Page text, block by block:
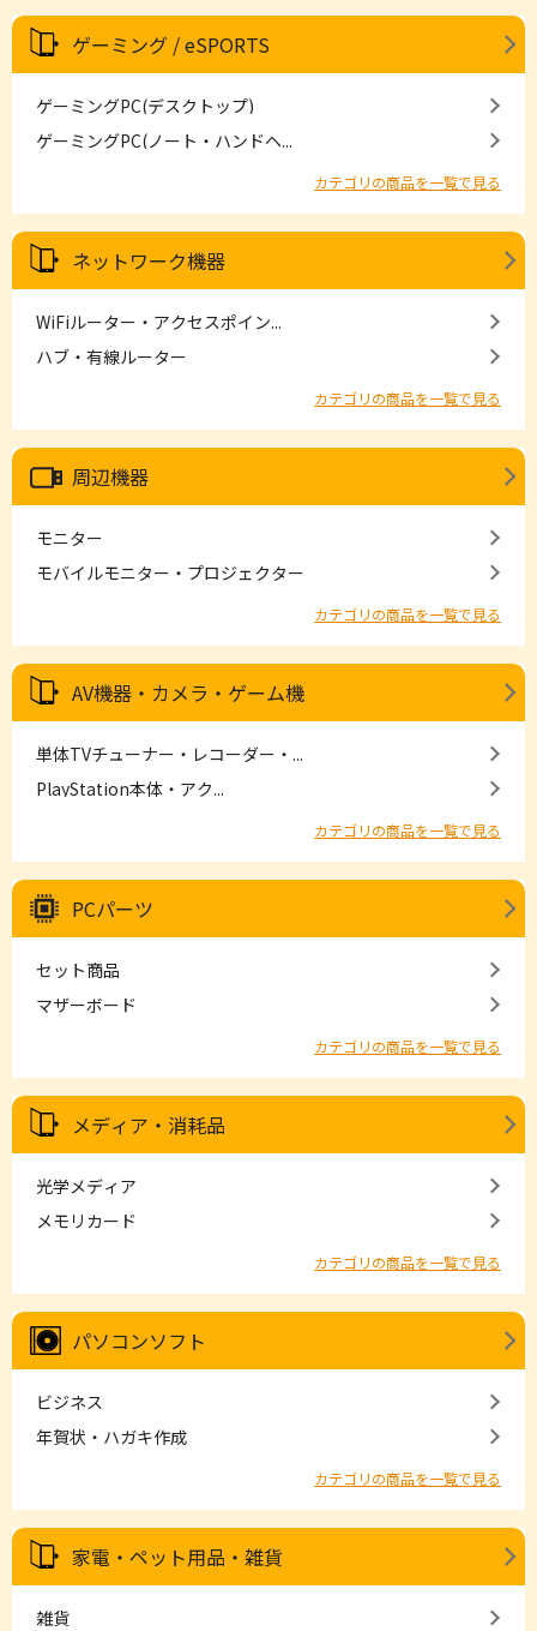
ゲーミング / eSPORTS
ゲーミングPC(デスクトップ)
ゲーミングPC(ノート・ハンドヘ...
カテゴリの商品を一覧で見る
ネットワーク機器
WiFiルーター・アクセスポイン...
ハブ・有線ルーター
カテゴリの商品を一覧で見る
周辺機器
モニター
モバイルモニター・プロジェクター
カテゴリの商品を一覧で見る
AV機器・カメラ・ゲーム機
単体TVチューナー・レコーダー・...
PlayStation本体・アク...
カテゴリの商品を一覧で見る
PCパーツ
セット商品
マザーボード
カテゴリの商品を一覧で見る
メディア・消耗品
光学メディア
メモリカード
カテゴリの商品を一覧で見る
パソコンソフト
ビジネス
年賀状・ハガキ作成
カテゴリの商品を一覧で見る
家電・ペット用品・雑貨
雑貨